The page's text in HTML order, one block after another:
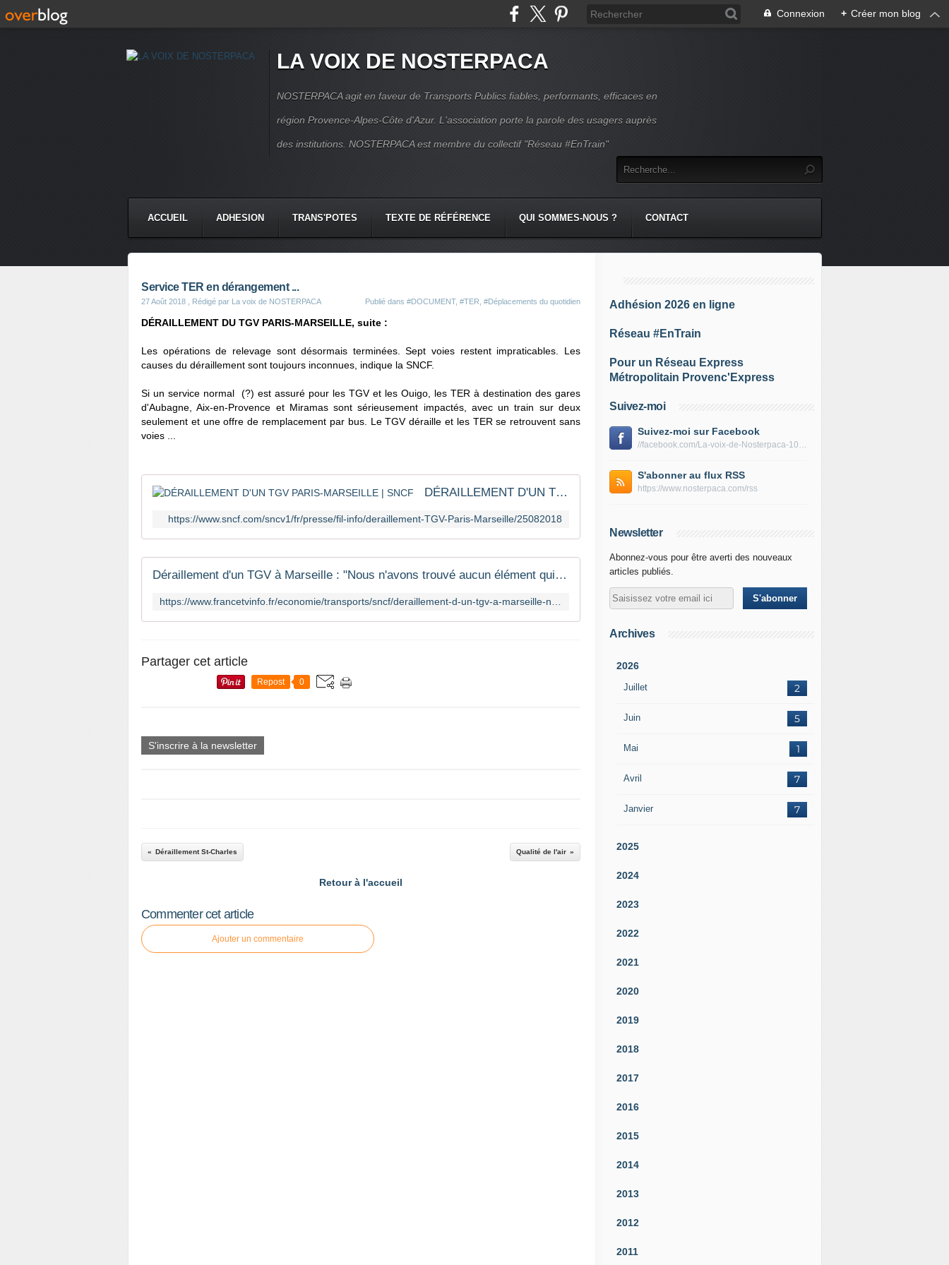
Connexion + Créer mon blog
LA VOIX DE NOSTERPACA
NOSTERPACA agit en faveur de Transports Publics fiables, performants, efficaces en
région Provence-Alpes-Côte d'Azur. L'association porte la parole des usagers auprès
des institutions. NOSTERPACA est membre du collectif "Réseau #EnTrain"
ACCUEIL ADHESION TRANS'POTES TEXTE DE RÉFÉRENCE QUI SOMMES-NOUS ? CONTACT
Service TER en dérangement ...
27 Août 2018 , Rédigé par La voix de NOSTERPACA Publié dans #DOCUMENT, #TER #Déplacements du quotidien
DÉRAILLEMENT DU TGV PARIS-MARSEILLE, suite :
Les opérations de relevage sont désormais terminées. Sept voies restent impraticables. Les
causes du déraillement sont toujours inconnues, indique la SNCF.
Si un service normal (?) est assuré pour les TGV et les Ouigo, les TER à destination des gares
d'Aubagne, Aix-en-Provence et Miramas sont sérieusement impactés, avec un train sur deux
seulement et une offre de remplacement par bus. Le TGV déraille et les TER se retrouvent sans
voies ...
DÉRAILLEMENT D'UN TGV PARIS-MARSEILLE | SNCF
https://www.sncf.com/sncv1/fr/presse/fil-info/deraillement-TGV-Paris-Marseille/25082018
Déraillement d'un TGV à Marseille : "Nous n'avons trouvé aucun élément qui pourrait laisser penser à un acte de malveillance"
Partager cet article
Repost 0
S'inscrire à la newsletter
Déraillement St-Charles Qualité de l'air
Retour à l'accueil
Commenter cet article
Ajouter un commentaire
Adhésion 2026 en ligne
Réseau #EnTrain
Pour un Réseau Express
Métropolitain Provenc'Express
Suivez-moi
Suivez-moi sur Facebook
//facebook.com/La-voix-de-Nosterpaca-106434384284735
S'abonner au flux RSS
https://www.nosterpaca.com/rss
Newsletter
Abonnez-vous pour être averti des nouveaux
articles publiés.
Archives
2026
Juillet 2
Juin 5
Mai 1
Avril 7
Janvier 7
2025
2024
2023
2022
2021
2020
2019
2018
2017
2016
2015
2014
2013
2012
2011